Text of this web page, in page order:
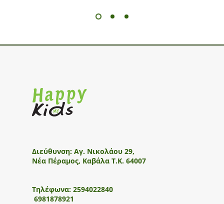
Διεύθυνση: Αγ. Νικολάου 29,
Νέα Πέραμος, Καβάλα Τ.Κ. 64007
Τηλέφωνα: 2594022840
6981878921